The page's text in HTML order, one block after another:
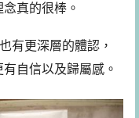
真的很棒。
有更深層的體認，
自信以及歸屬感。